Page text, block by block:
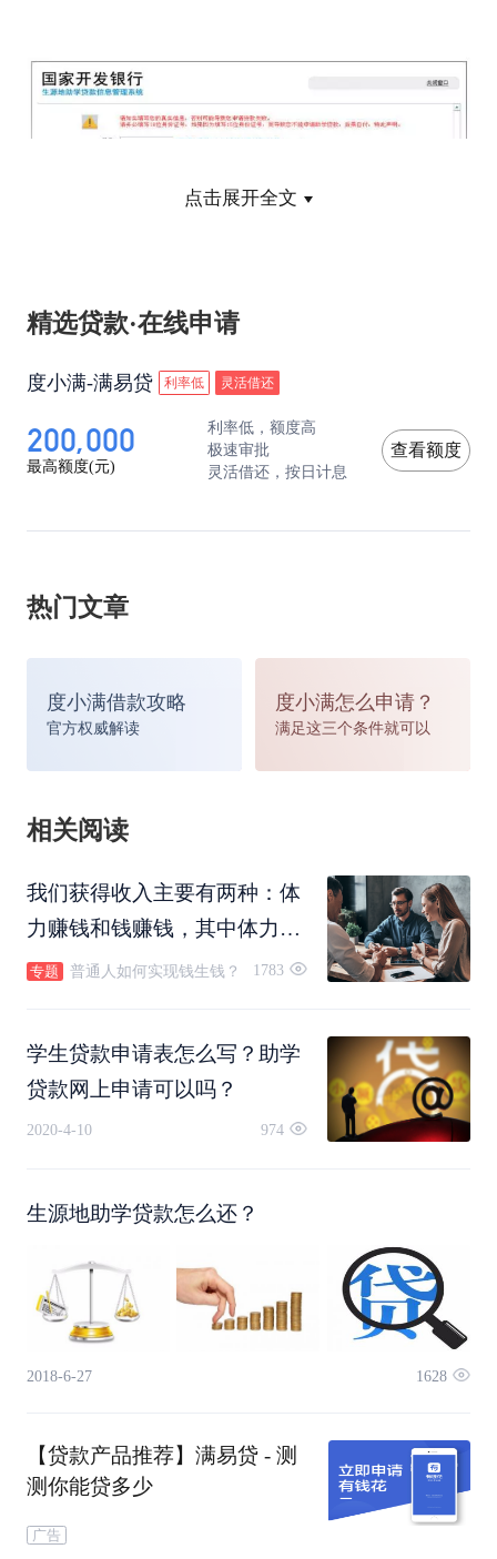
录，也可以使用身份证登录。
6、登录后完善个人信息和共同借款人信息。
点击展开全文
精选贷款·在线申请
度小满-满易贷 利率低 灵活借还
200,000
最高额度(元)
利率低，额度高
极速审批
灵活借还，按日计息
查看额度
热门文章
度小满借款攻略
官方权威解读
度小满怎么申请？
满足这三个条件就可以
相关阅读
我们获得收入主要有两种：体
力赚钱和钱赚钱，其中体力赚
钱我们都很熟悉，那么决定我
专题 普通人如何实现钱生钱？ 1783
学生贷款申请表怎么写？助学
贷款网上申请可以吗？
2020-4-10 974
生源地助学贷款怎么还？
2018-6-27 1628
【贷款产品推荐】满易贷 - 测
测你能贷多少
广告